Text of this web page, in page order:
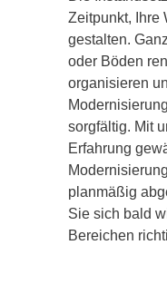
Zeitpunkt, Ihre
gestalten.
oder Böden
organisieren
sorgfältig. Mit
Erfahrung
planmäßig
Sie sich bald
Bereichen